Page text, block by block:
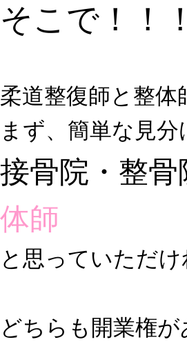
そこで！！
柔道整復師と整
まず、簡単な見分
接骨院・整骨
体師
と思っていただ
どちらも開業権